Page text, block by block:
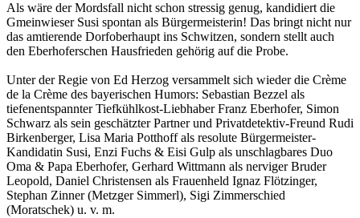
Als wäre der Mordsfall nicht schon stressig genug, kandidiert die
Gmeinwieser Susi spontan als Bürgermeisterin! Das bringt nicht nur
das amtierende Dorfoberhaupt ins Schwitzen, sondern stellt auch
den Eberhoferschen Hausfrieden gehörig auf die Probe.
Unter der Regie von Ed Herzog versammelt sich wieder die Crème
de la Crème des bayerischen Humors: Sebastian Bezzel als
tiefenentspannter Tiefkühlkost-Liebhaber Franz Eberhofer, Simon
Schwarz als sein geschätzter Partner und Privatdetektiv-Freund Rudi
Birkenberger, Lisa Maria Potthoff als resolute Bürgermeister-
Kandidatin Susi, Enzi Fuchs & Eisi Gulp als unschlagbares Duo
Oma & Papa Eberhofer, Gerhard Wittmann als nerviger Bruder
Leopold, Daniel Christensen als Frauenheld Ignaz Flötzinger,
Stephan Zinner (Metzger Simmerl), Sigi Zimmerschied
(Moratschek) u. v. m.